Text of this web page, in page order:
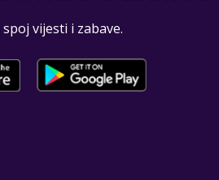
vijesti i zabave.